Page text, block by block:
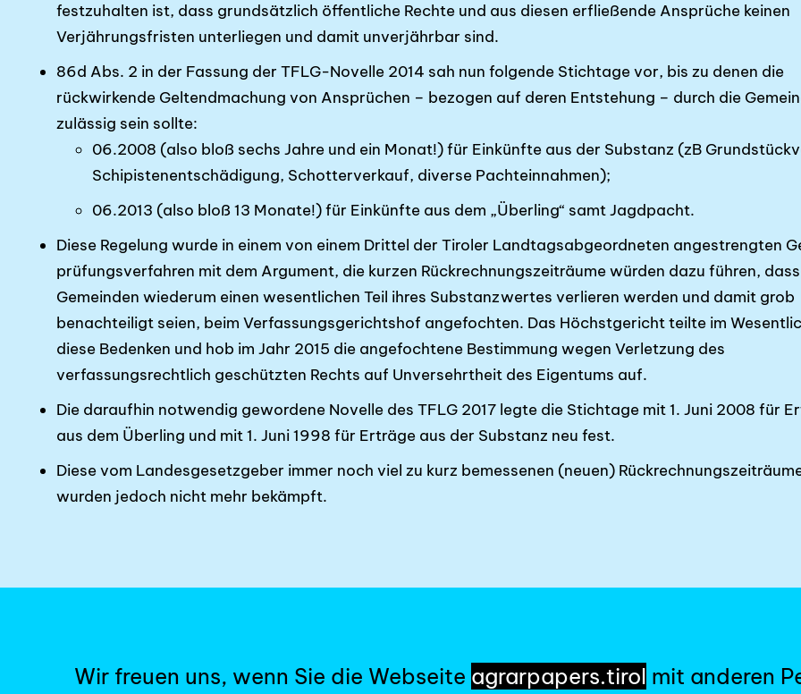
festzuhalten ist, dass grundsätzlich öffentliche Rechte und aus diesen erfließende Ansprüche keinen
Verjährungsfristen unterliegen und damit unverjährbar sind.
86d Abs. 2 in der Fassung der TFLG-Novelle 2014 sah nun folgende Stichtage vor, bis zu denen die
rückwirkende Geltendmachung von Ansprüchen – bezogen auf deren Entstehung – durch die
zulässig sein sollte:
06.2008 (also bloß sechs Jahre und ein Monat!) für Einkünfte aus der Substanz (zB
Schipistenentschädigung, Schotterverkauf, diverse Pachteinnahmen);
06.2013 (also bloß 13 Monate!) für Einkünfte aus dem „Überling“ samt Jagdpacht.
Diese Regelung wurde in einem von einem Drittel der Tiroler Landtagsabgeordneten angestrengten
prüfungs­verfahren mit dem Argument, die kurzen Rückrechnungszeiträume würden dazu führen,
Gemeinden wiederum einen wesentlichen Teil ihres Substanzwertes ver­lieren werden und damit grob
benachteiligt seien, beim Verfassungsgerichtshof ange­fochten. Das Höchstgericht teilte im
diese Bedenken und hob im Jahr 2015 die angefochtene Bestimmung wegen Verlet­zung des
verfassungsrechtlich geschützten Rechts auf Unversehrtheit des Eigentums auf.
Die daraufhin notwendig gewordene Novelle des TFLG 2017 legte die Stichtage mit 1. Juni 2008 für
aus dem Überling und mit 1. Juni 1998 für Erträge aus der Substanz neu fest.
Diese vom Landesgesetzgeber immer noch viel zu kurz bemessenen (neuen)
wurden jedoch nicht mehr bekämpft.
Wir freuen uns, wenn Sie die Webseite agrarpapers.tirol mit anderen